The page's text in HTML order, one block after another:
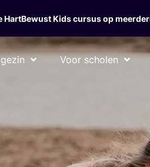
HartBewust Kids cursus op
Voor scholen